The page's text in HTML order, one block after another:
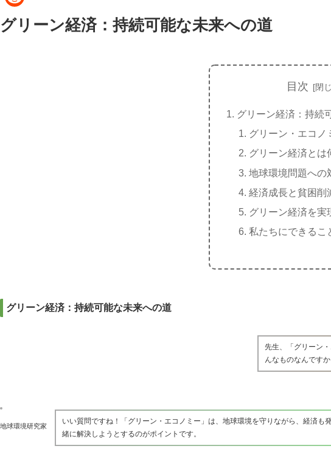
グリーン経済：持続可能な未来への道
目次
グリーン経済：持続
グリーン・エコノ
グリーン経済とは
地球環境問題への
経済成長と貧困削
グリーン経済を実
私たちにできるこ
グリーン経済：持続可能な未来への道
先生、「グリーン
んなものなんですか
地球環境研究家
いい質問ですね！「グリーン・エコノミー」は、地球環境を守りながら、経済
緒に解決しようとするのがポイントです。
c
e
a
R